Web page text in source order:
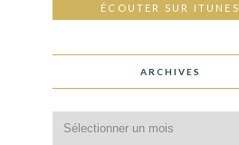
ÉCOUTER SUR ITUNES
ARCHIVES